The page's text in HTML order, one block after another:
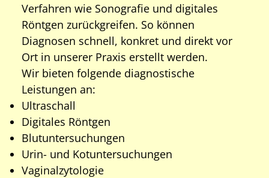
Verfahren wie Sono­grafie und digitales
Röntgen zurückgreifen. So können
Diagnosen schnell, konkret und direkt vor
Ort in unserer Praxis erstellt werden.
Wir bieten folgende diagnostische
Leistungen an:
Ultraschall
Digitales Röntgen
Blutuntersuchungen
Urin- und Kotuntersuchungen
Vaginalzytologie